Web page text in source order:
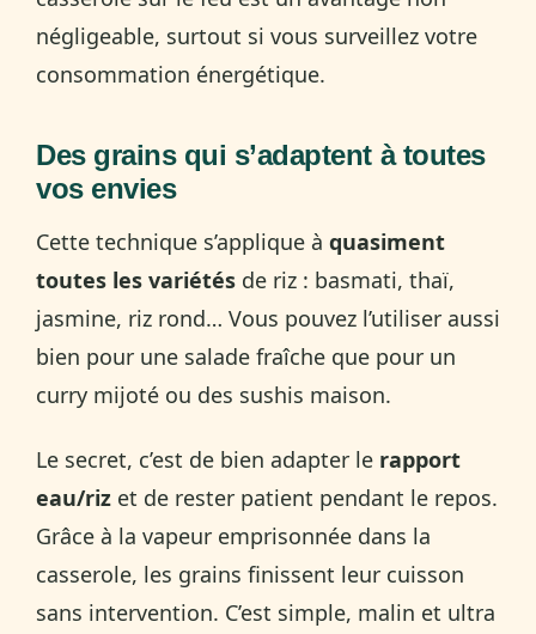
négligeable, surtout si vous surveillez votre
consommation énergétique.
Des grains qui s’adaptent à toutes
vos envies
Cette technique s’applique à quasiment
toutes les variétés de riz : basmati, thaï,
jasmine, riz rond… Vous pouvez l’utiliser aussi
bien pour une salade fraîche que pour un
curry mijoté ou des sushis maison.
Le secret, c’est de bien adapter le rapport
eau/riz et de rester patient pendant le repos.
Grâce à la vapeur emprisonnée dans la
casserole, les grains finissent leur cuisson
sans intervention. C’est simple, malin et ultra